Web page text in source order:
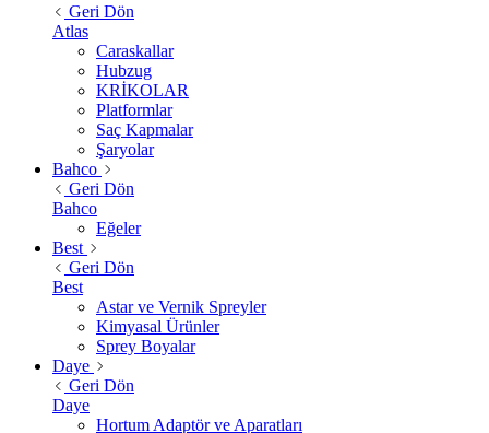
Geri Dön
Atlas
Caraskallar
Hubzug
KRİKOLAR
Platformlar
Saç Kapmalar
Şaryolar
Bahco
Geri Dön
Bahco
Eğeler
Best
Geri Dön
Best
Astar ve Vernik Spreyler
Kimyasal Ürünler
Sprey Boyalar
Daye
Geri Dön
Daye
Hortum Adaptör ve Aparatları